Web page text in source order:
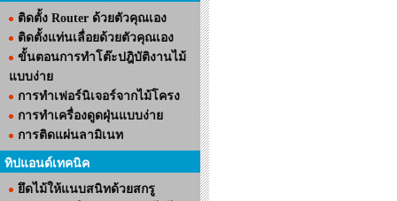
ติดตั้ง Router ด้วยตัวคุณเอง
ติดตั้งแท่นเลื่อยด้วยตัวคุณเอง
ขั้นตอนการทำโต๊ะปฎิบัติงานไม้
แบบง่าย
การทำเฟอร์นิเจอร์จากไม้โครง
การทำเครื่องดูดฝุ่นแบบง่าย
การติดแผ่นลามิเนท
ทิปแอนด์เทคนิค
ยึดไม้ให้แนบสนิทด้วยสกรู